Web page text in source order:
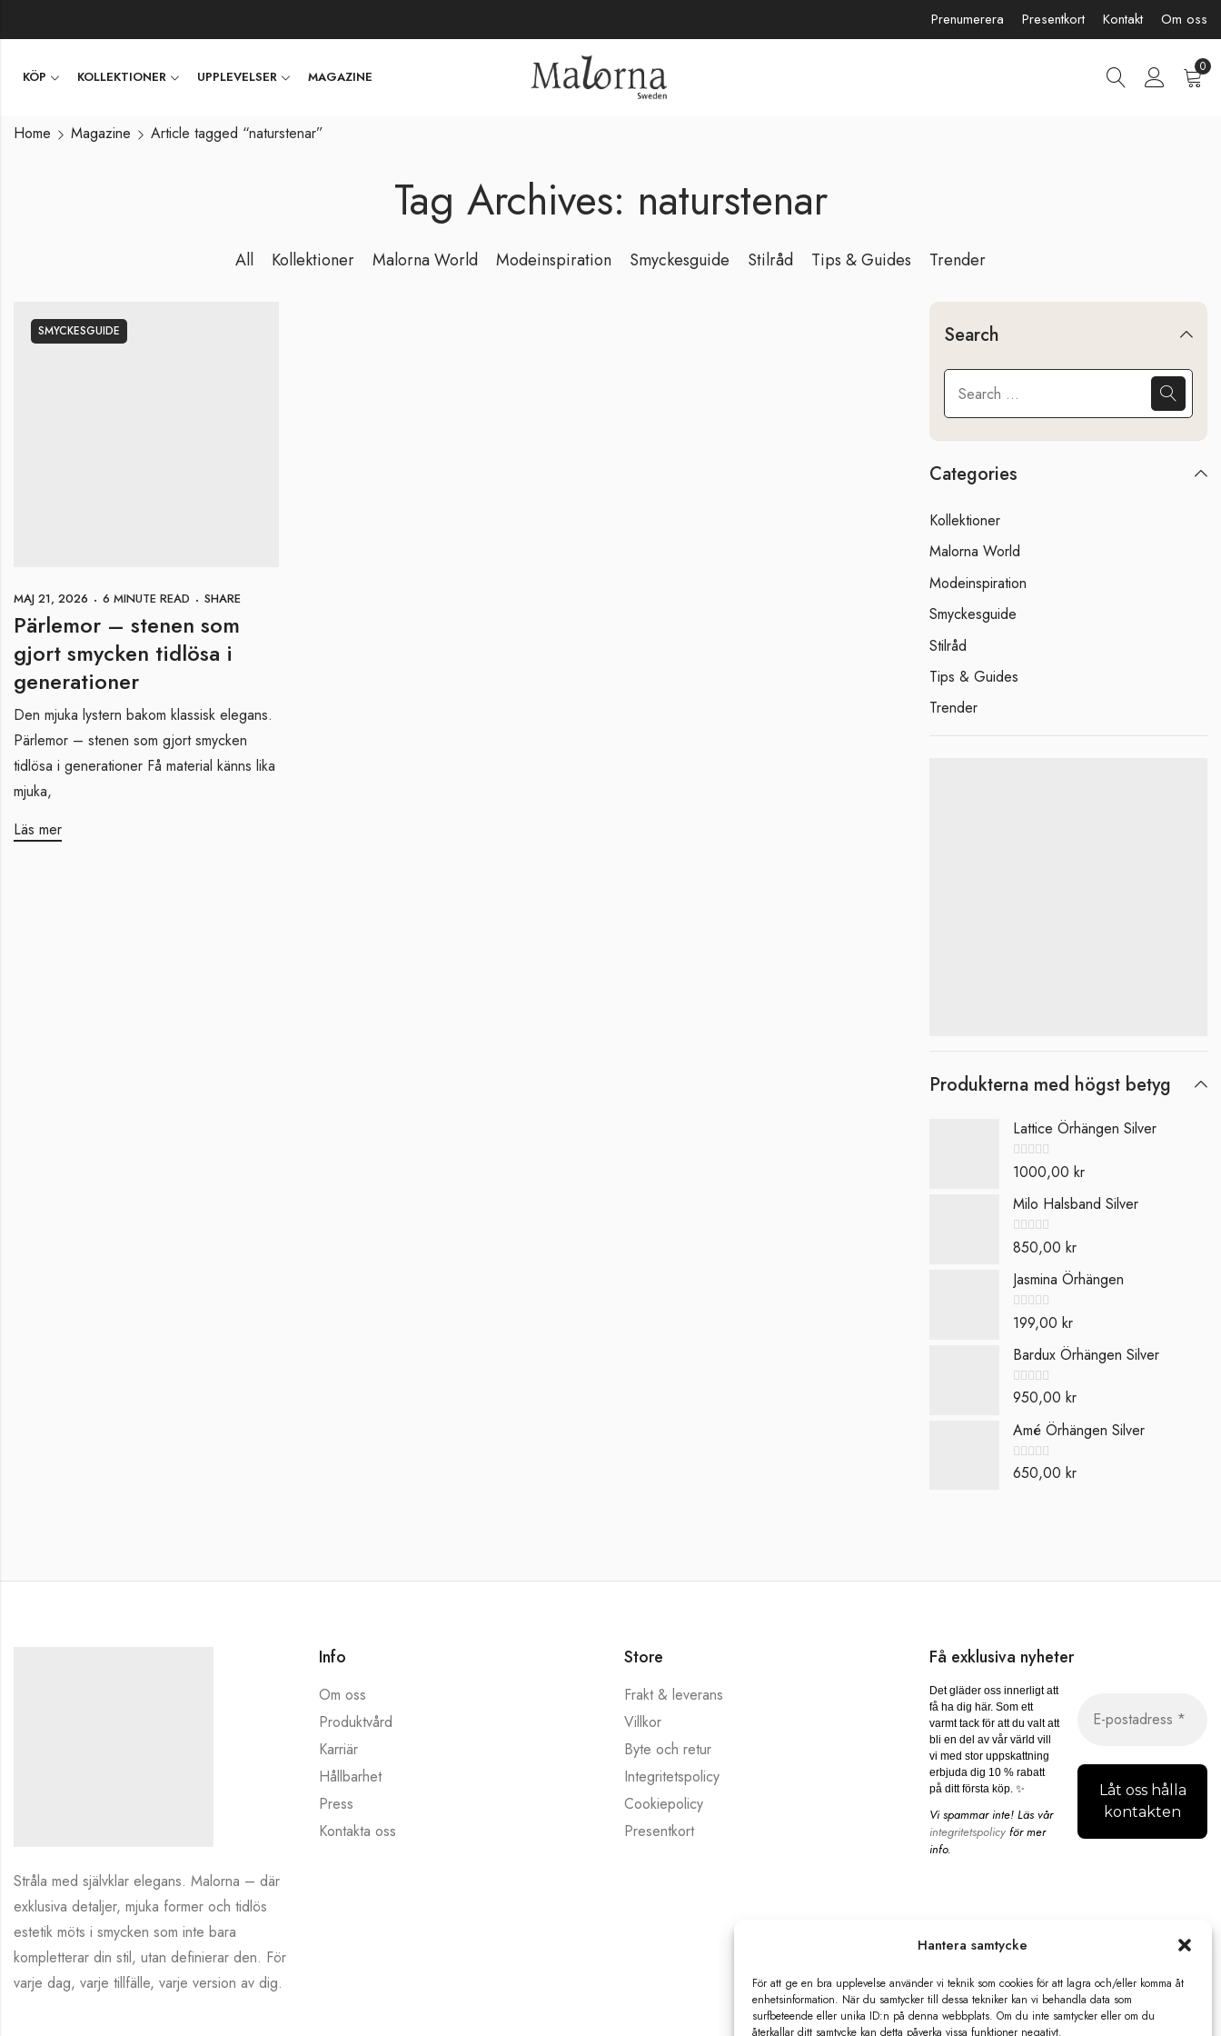
Hantera samtycke
För att ge en bra upplevelse använder vi teknik som cookies för att lagra och/eller komma åt
enhetsinformation. När du samtycker till dessa tekniker kan vi behandla data som
surfbeteende eller unika ID:n på denna webbplats. Om du inte samtycker eller om du
återkallar ditt samtycke kan detta påverka vissa funktioner negativt.
Prenumerera Presentkort Kontakt Om oss
KÖP KOLLEKTIONER UPPLEVELSER MAGAZINE
0
Tag Archives: naturstenar
Home Magazine Article tagged “naturstenar”
All Kollektioner Malorna World Modeinspiration Smyckesguide Stilråd Tips & Guides Trender
SMYCKESGUIDE
MAJ 21, 2026 6 MINUTE READ SHARE
Pärlemor – stenen som
gjort smycken tidlösa i
generationer
Den mjuka lystern bakom klassisk elegans.
Pärlemor – stenen som gjort smycken
tidlösa i generationer Få material känns lika
mjuka,
Läs mer
Search
Categories
Kollektioner
Malorna World
Modeinspiration
Smyckesguide
Stilråd
Tips & Guides
Trender
Produkterna med högst betyg
Lattice Örhängen Silver
Betygsatt
0
5
1000,00 kr
Milo Halsband Silver
Betygsatt
0
5
850,00 kr
Jasmina Örhängen
Betygsatt
0
5
199,00 kr
Bardux Örhängen Silver
Betygsatt
0
5
950,00 kr
Amé Örhängen Silver
Betygsatt
0
650,00 kr
Stråla med självklar elegans. Malorna – där
exklusiva detaljer, mjuka former och tidlös
estetik möts i smycken som inte bara
kompletterar din stil, utan definierar den. För
varje dag, varje tillfälle, varje version av dig.
Info
Om oss
Produktvård
Karriär
Hållbarhet
Press
Kontakta oss
Store
Frakt & leverans
Villkor
Byte och retur
Integritetspolicy
Cookiepolicy
Presentkort
Få exklusiva nyheter
Det gläder oss innerligt att
få ha dig här. Som ett
varmt tack för att du valt att
bli en del av vår värld vill
vi med stor uppskattning
erbjuda dig 10 % rabatt
på ditt första köp. ✨
Vi spammar inte! Läs vår
integritetspolicy för mer
info.